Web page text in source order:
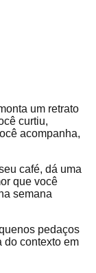
um retrato
curtiu,
acompanha,
café, dá uma
que você
semana
pedaços
do contexto em